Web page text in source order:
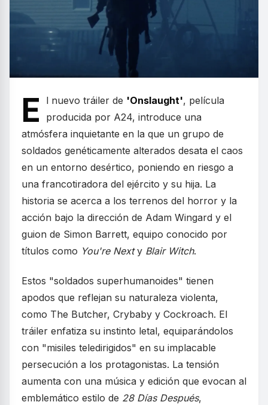
E l nuevo tráiler de 'Onslaught', película
producida por A24, introduce una
atmósfera inquietante en la que un grupo de
soldados genéticamente alterados desata el caos
en un entorno desértico, poniendo en riesgo a
una francotiradora del ejército y su hija. La
historia se acerca a los terrenos del horror y la
acción bajo la dirección de Adam Wingard y el
guion de Simon Barrett, equipo conocido por
títulos como You're Nexty Blair Witch.
Estos "soldados superhumanoides" tienen
apodos que reflejan su naturaleza violenta,
como The Butcher, Crybaby y Cockroach. El
tráiler enfatiza su instinto letal, equiparándolos
con "misiles teledirigidos" en su implacable
persecución a los protagonistas. La tensión
aumenta con una música y edición que evocan al
emblemático estilo de 28 Días Después,